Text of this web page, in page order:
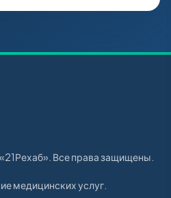
Все права защищены.
медицинских услуг.